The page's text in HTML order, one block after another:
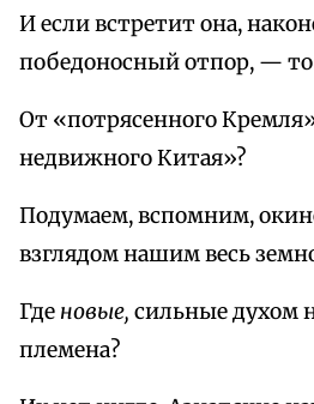
И если встретит она,
победоносный отпор, — то
От «потрясенного
недвижного Китая»?
Подумаем, вспомним,
взглядом нашим весь
Где новые, сильные духом
племена?